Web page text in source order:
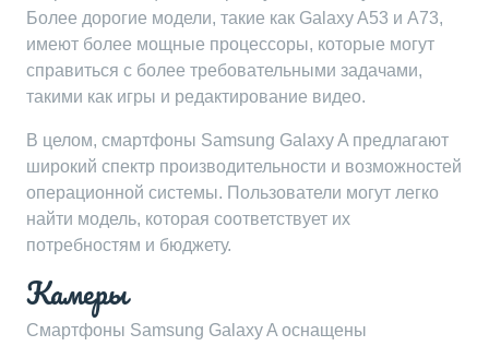
Более дорогие модели, такие как Galaxy A53 и A73,
имеют более мощные процессоры, которые могут
справиться с более требовательными задачами,
такими как игры и редактирование видео.
В целом, смартфоны Samsung Galaxy A предлагают
широкий спектр производительности и возможностей
операционной системы. Пользователи могут легко
найти модель, которая соответствует их
потребностям и бюджету.
Камеры
Смартфоны Samsung Galaxy A оснащены